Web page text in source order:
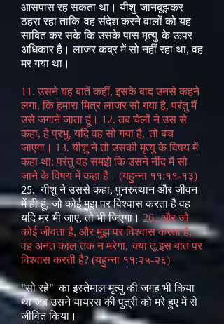
आसपास रह सकता था। यीशु जानबूझकर
ठहरा रहा ताकि वह संदेश करने वालों को यह
साबित कर सके कि उसके पास मृत्यु के ऊपर
अधिकार है। लाजर कब्र में सो नहीं रहा था, वह
मर गया था।
11. उसने यह बातें कहीं, इसके बाद उनसे कहने
लगा, कि हमारा मित्र लाजर सो गया है, परंतु मैं
उसे जगाने जाता हूं। 12. तब चेलों ने उस से
कहा, हे प्रभु, यदि वह सो गया है, तो बच
जाएगा। 13. यीशु ने तो उसकी मृत्यु के विषय में
कहा था: परंतु वह समझे कि उसने नींद में सो
जाने के विषय में कहा है। (यहुन्ना ११:११-१३)
25.यीशु ने उससे कहा, पुनरुत्थान और जीवन
में ही हूं, जो कोई मुझ पर विश्वास करता है वह
यदि मर भी जाए, तो भी जिएगा। 26. और जो
कोई जीवता है, और मुझ पर विश्वास करता है,
वह अनंत काल तक न मरेगा, क्या तू इस बात पर
विश्वास करती है? (यहुन्ना ११:२५-२६)
"सो रहे"का इस्तेमाल मृत्यु की जगह भी किया
था जब उसने यायरस की पुत्री को मरे हुए में से
जीवित किया।